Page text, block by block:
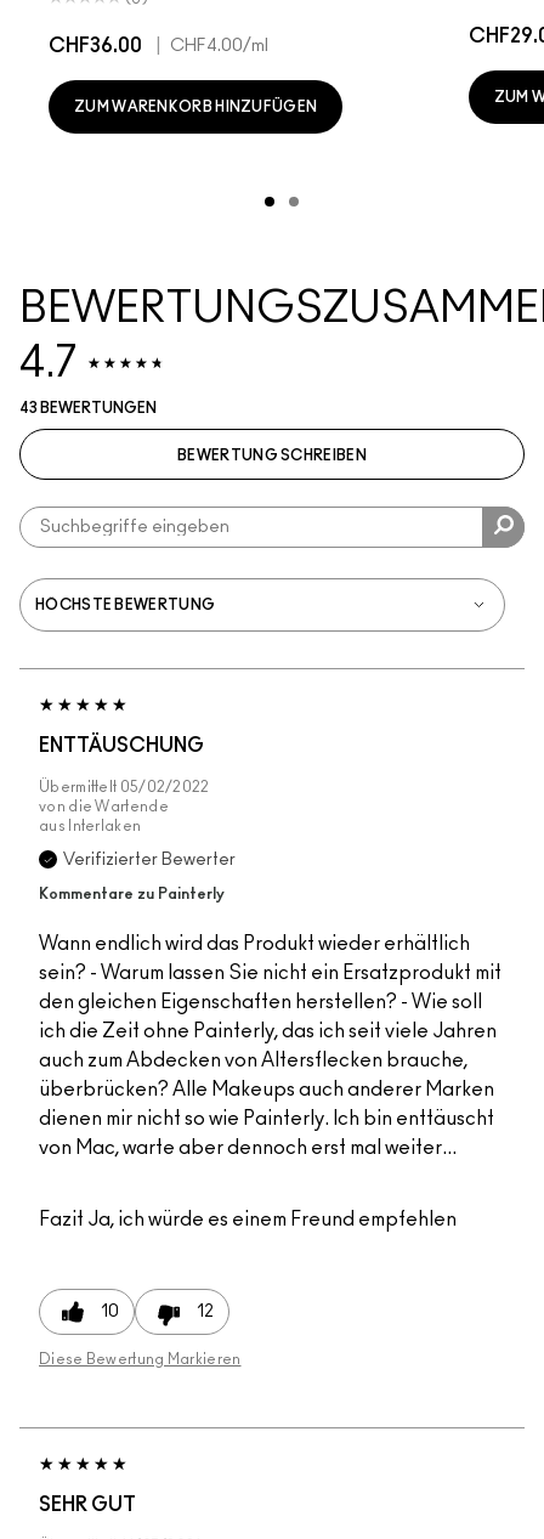
CHF36.00 CHF4.00/ml
ZUM WARENKORB HINZUFÜGEN
ZUM
4.7
43 BEWERTUNGEN
BEWERTUNG SCHREIBEN
ENTTÄUSCHUNG
Übermittelt 05/02/2022
von die Wartende
aus
Interlaken
Verifizierter Bewerter
Kommentare zu Painterly
Wann endlich wird das Produkt wieder erhältlich
sein? - Warum lassen Sie nicht ein Ersatzprodukt mit
den gleichen Eigenschaften herstellen? - Wie soll
ich die Zeit ohne Painterly, das ich seit viele Jahren
auch zum Abdecken von Altersflecken brauche,
überbrücken? Alle Makeups auch anderer Marken
dienen mir nicht so wie Painterly. Ich bin enttäuscht
von Mac, warte aber dennoch erst mal weiter...
Fazit Ja, ich würde es einem Freund empfehlen
10 12
Diese Bewertung Markieren
SEHR GUT